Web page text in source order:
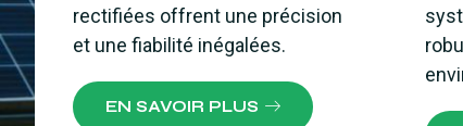
rectifiées offrent une précision
et une fiabilité inégalées.
EN SAVOIR PLUS